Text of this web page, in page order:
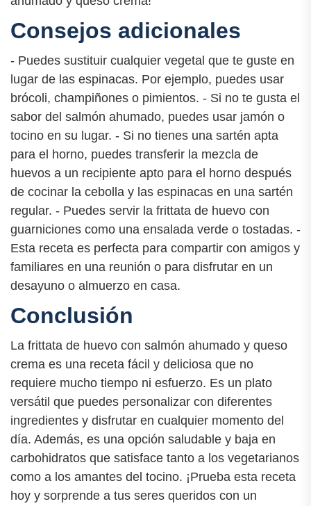
Consejos adicionales
- Puedes sustituir cualquier vegetal que te guste en
lugar de las espinacas. Por ejemplo, puedes usar
brócoli, champiñones o pimientos. - Si no te gusta el
sabor del salmón ahumado, puedes usar jamón o
tocino en su lugar. - Si no tienes una sartén apta
para el horno, puedes transferir la mezcla de
huevos a un recipiente apto para el horno después
de cocinar la cebolla y las espinacas en una sartén
regular. - Puedes servir la frittata de huevo con
guarniciones como una ensalada verde o tostadas. -
Esta receta es perfecta para compartir con amigos y
familiares en una reunión o para disfrutar en un
desayuno o almuerzo en casa.
Conclusión
La frittata de huevo con salmón ahumado y queso
crema es una receta fácil y deliciosa que no
requiere mucho tiempo ni esfuerzo. Es un plato
versátil que puedes personalizar con diferentes
ingredientes y disfrutar en cualquier momento del
día. Además, es una opción saludable y baja en
carbohidratos que satisface tanto a los vegetarianos
como a los amantes del tocino. ¡Prueba esta receta
hoy y sorprende a tus seres queridos con un